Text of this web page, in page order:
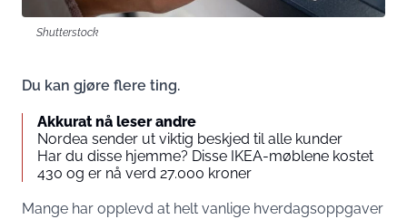
Shutterstock
Du kan gjøre flere ting.
Akkurat nå leser andre
Nordea sender ut viktig beskjed til alle kunder
Har du disse hjemme? Disse IKEA-møblene kostet
430 og er nå verd 27.000 kroner
Mange har opplevd at helt vanlige hverdagsoppgaver